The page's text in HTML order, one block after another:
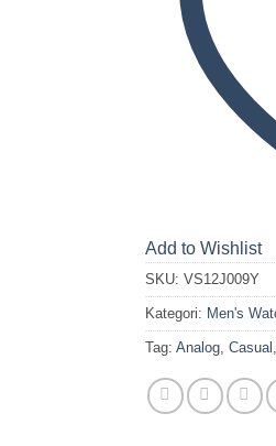
Add to Wishlist
SKU: VS12J009Y
Kategori: Men's
Tag: Analog Casual